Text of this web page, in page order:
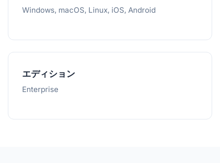
Windows, macOS, Linux, iOS, Android
エディション
Enterprise